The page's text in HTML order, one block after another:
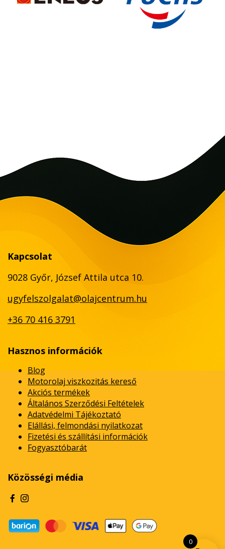
Kapcsolat
9028 Győr, József Attila utca 10.
ugyfelszolgalat@olajcentrum.hu
+36 70 416 3791
Hasznos információk
Blog
Motorolaj viszkozitás kereső
Akciós termékek
Általános Szerződési Feltételek
Adatvédelmi Tájékoztató
Elállási, felmondási nyilatkozat
Fizetési és szállítási információk
Fogyasztóbarát
Közösségi média
0